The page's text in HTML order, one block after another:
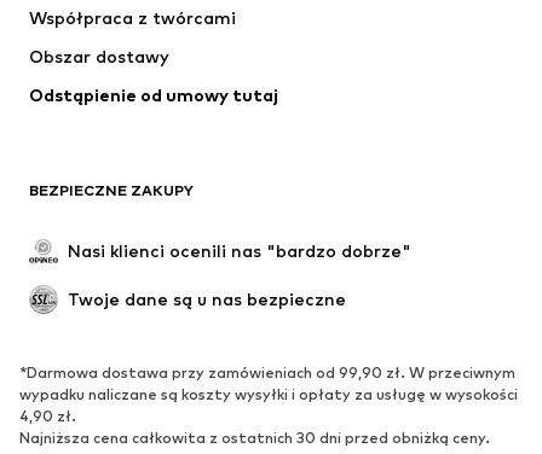
Współpraca z twórcami
Obszar dostawy
Odstąpienie od umowy tutaj
BEZPIECZNE ZAKUPY
Nasi klienci ocenili nas "bardzo dobrze"
Twoje dane są u nas bezpieczne
*Darmowa dostawa przy zamówieniach od 99,90 zł. W przeciwnym
wypadku naliczane są koszty wysyłki i opłaty za usługę w wysokości
4,90 zł.
Najniższa cena całkowita z ostatnich 30 dni przed obniżką ceny.